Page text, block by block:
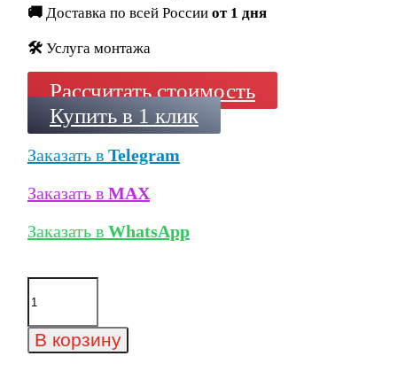
🚚 Доставка по всей России от 1 дня
🛠️ Услуга монтажа
Рассчитать стоимость
Купить в 1 клик
Заказать в Telegram
Заказать в MAX
Заказать в WhatsApp
Количество
товара
клинкерная
плитка
В корзину